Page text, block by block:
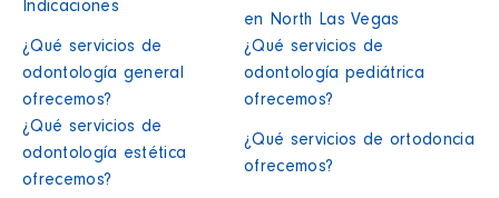
Indicaciones
en North Las Vegas
¿Qué servicios de
odontología general
ofrecemos?
¿Qué servicios de
odontología pediátrica
ofrecemos?
¿Qué servicios de
odontología estética
ofrecemos?
¿Qué servicios de ortodoncia
ofrecemos?